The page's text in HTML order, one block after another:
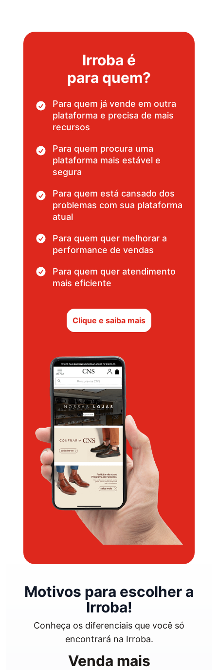
Irroba é
para quem?
Para quem já vende em outra
plataforma e precisa de mais
recursos
Para quem procura uma
plataforma mais estável e
segura
Para quem está cansado dos
problemas com sua plataforma
atual
Para quem quer melhorar a
performance de vendas
Para quem quer atendimento
mais eficiente
Clique e saiba mais
Motivos para escolher a
Irroba!
Conheça os diferenciais que você só
encontrará na Irroba.
Venda mais